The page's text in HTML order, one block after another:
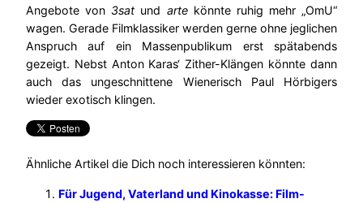
Angebote von 3sat und artekönnte ruhig mehr „OmU“
wagen. Gerade Filmklassiker werden gerne ohne jeglichen
Anspruch auf ein Massenpublikum erst spätabends
gezeigt. Nebst Anton Karas‘ Zither-Klängen könnte dann
auch das ungeschnittene Wienerisch Paul Hörbigers
wieder exotisch klingen.
Ähnliche Artikel die Dich noch interessieren könnten:
Für Jugend, Vaterland und Kinokasse: Film-